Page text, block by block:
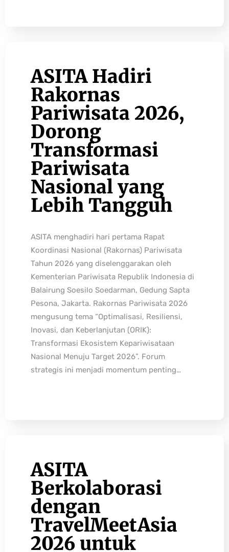
ASITA Hadiri
Rakornas
Pariwisata 2026,
Dorong
Transformasi
Pariwisata
Nasional yang
Lebih Tangguh
ASITA menghadiri hari pertama Rapat
Koordinasi Nasional (Rakornas) Pariwisata
Tahun 2026 yang diselenggarakan oleh
Kementerian Pariwisata Republik Indonesia di
Balairung Soesilo Soedarman, Gedung Sapta
Pesona, Jakarta. Rakornas Pariwisata 2026
mengusung tema “Optimalisasi, Resiliensi,
Inovasi, dan Keberlanjutan (ORIK):
Transformasi Ekosistem Kepariwisataan
Nasional Menuju Target 2026”. Forum
strategis ini menjadi momentum penting…
ASITA
Berkolaborasi
dengan
TravelMeetAsia
2026 untuk